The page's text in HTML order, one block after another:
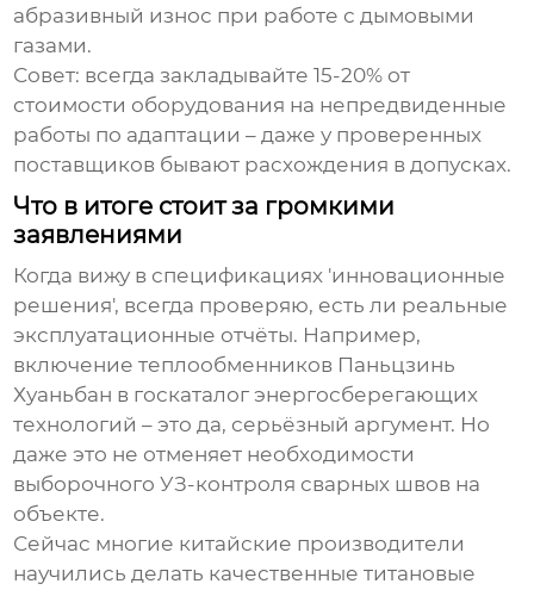
абразивный износ при работе с дымовыми
газами.
Совет: всегда закладывайте 15-20% от
стоимости оборудования на непредвиденные
работы по адаптации – даже у проверенных
поставщиков бывают расхождения в допусках.
Что в итоге стоит за громкими
заявлениями
Когда вижу в спецификациях 'инновационные
решения', всегда проверяю, есть ли реальные
эксплуатационные отчёты. Например,
включение теплообменников Паньцзинь
Хуаньбан в госкаталог энергосберегающих
технологий – это да, серьёзный аргумент. Но
даже это не отменяет необходимости
выборочного УЗ-контроля сварных швов на
объекте.
Сейчас многие китайские производители
научились делать качественныетитановые